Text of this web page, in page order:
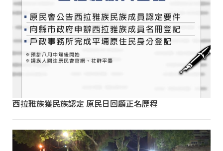
西拉雅族獲民族認定 原民日回顧正名歷程